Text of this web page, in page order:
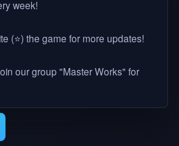
week!
(⭐) the game for more updates!
our group "Master Works" for